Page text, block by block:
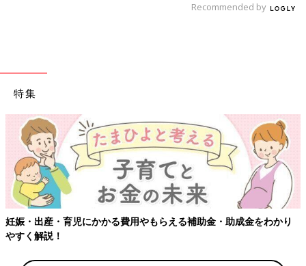
Recommended by
特集
かかる費用やもらえる補助金・助成金をわかり
【ワクチン接種